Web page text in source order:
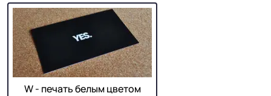
W - печать белым цветом